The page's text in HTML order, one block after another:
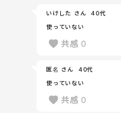
いけした さん
40代
使っていない
共感 0
匿名 さん
40代
使っていない
共感 0